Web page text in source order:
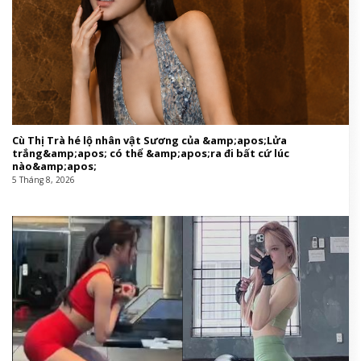
Cù Thị Trà hé lộ nhân vật Sương của &amp;apos;Lửa
trắng&amp;apos; có thể &amp;apos;ra đi bất cứ lúc
nào&amp;apos;
5 Tháng 8, 2026